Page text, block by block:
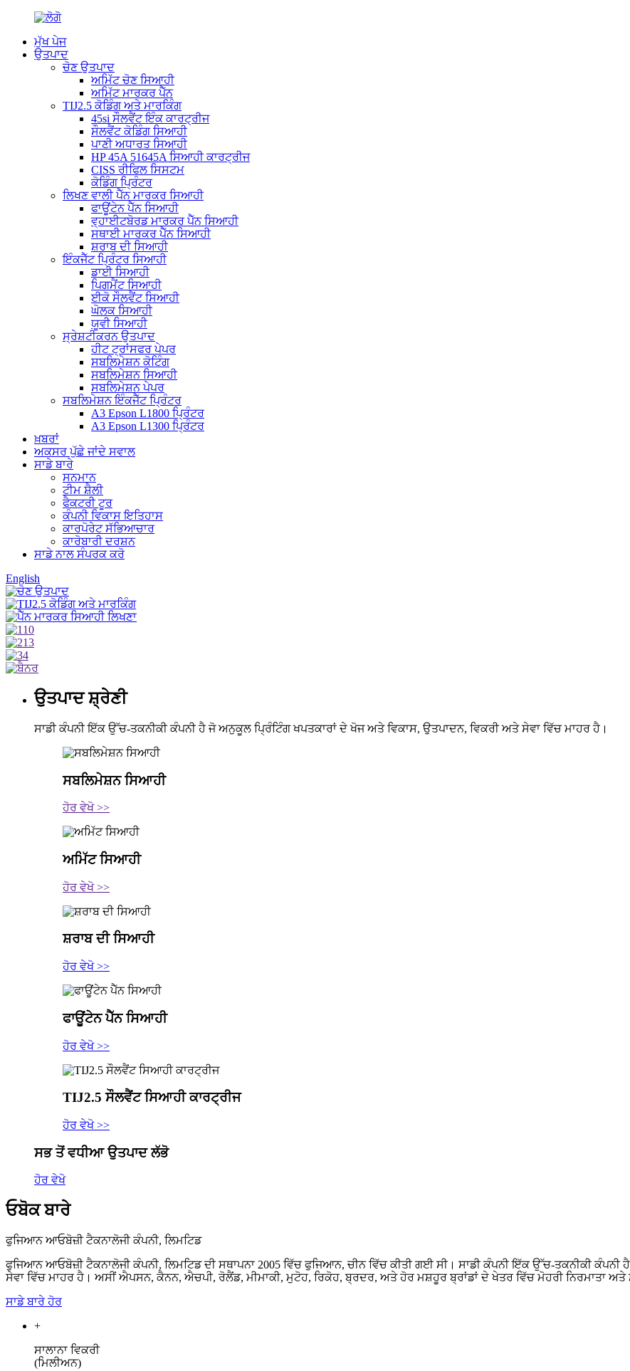
ਮੁੱਖ ਪੇਜ
ਉਤਪਾਦ
ਚੋਣ ਉਤਪਾਦ
ਅਮਿੱਟ ਚੋਣ ਸਿਆਹੀ
ਅਮਿੱਟ ਮਾਰਕਰ ਪੈੱਨ
TIJ2.5 ਕੋਡਿੰਗ ਅਤੇ ਮਾਰਕਿੰਗ
45si ਸੌਲਵੈਂਟ ਇੰਕ ਕਾਰਟ੍ਰੀਜ
ਸੌਲਵੈਂਟ ਕੋਡਿੰਗ ਸਿਆਹੀ
ਪਾਣੀ ਅਧਾਰਤ ਸਿਆਹੀ
HP 45A 51645A ਸਿਆਹੀ ਕਾਰਟ੍ਰੀਜ
CISS ਰੀਫਿਲ ਸਿਸਟਮ
ਕੋਡਿੰਗ ਪ੍ਰਿੰਟਰ
ਲਿਖਣ ਵਾਲੀ ਪੈੱਨ ਮਾਰਕਰ ਸਿਆਹੀ
ਫਾਊਂਟੇਨ ਪੈੱਨ ਸਿਆਹੀ
ਵ੍ਹਾਈਟਬੋਰਡ ਮਾਰਕਰ ਪੈੱਨ ਸਿਆਹੀ
ਸਥਾਈ ਮਾਰਕਰ ਪੈੱਨ ਸਿਆਹੀ
ਸ਼ਰਾਬ ਦੀ ਸਿਆਹੀ
ਇੰਕਜੈੱਟ ਪ੍ਰਿੰਟਰ ਸਿਆਹੀ
ਡਾਈ ਸਿਆਹੀ
ਪਿਗਮੈਂਟ ਸਿਆਹੀ
ਈਕੋ ਸੌਲਵੈਂਟ ਸਿਆਹੀ
ਘੋਲਕ ਸਿਆਹੀ
ਯੂਵੀ ਸਿਆਹੀ
ਸ੍ਰੇਸ਼ਟੀਕਰਨ ਉਤਪਾਦ
ਹੀਟ ਟ੍ਰਾਂਸਫਰ ਪੇਪਰ
ਸਬਲਿਮੇਸ਼ਨ ਕੋਟਿੰਗ
ਸਬਲਿਮੇਸ਼ਨ ਸਿਆਹੀ
ਸਬਲਿਮੇਸ਼ਨ ਪੇਪਰ
ਸਬਲਿਮੇਸ਼ਨ ਇੰਕਜੈੱਟ ਪ੍ਰਿੰਟਰ
A3 Epson L1800 ਪ੍ਰਿੰਟਰ
A3 Epson L1300 ਪ੍ਰਿੰਟਰ
ਖ਼ਬਰਾਂ
ਅਕਸਰ ਪੁੱਛੇ ਜਾਂਦੇ ਸਵਾਲ
ਸਾਡੇ ਬਾਰੇ
ਸਨਮਾਨ
ਟੀਮ ਸ਼ੈਲੀ
ਫੈਕਟਰੀ ਟੂਰ
ਕੰਪਨੀ ਵਿਕਾਸ ਇਤਿਹਾਸ
ਕਾਰਪੋਰੇਟ ਸੱਭਿਆਚਾਰ
ਕਾਰੋਬਾਰੀ ਦਰਸ਼ਨ
ਸਾਡੇ ਨਾਲ ਸੰਪਰਕ ਕਰੋ
English
ਉਤਪਾਦ ਸ਼੍ਰੇਣੀ
ਸਾਡੀ ਕੰਪਨੀ ਇੱਕ ਉੱਚ-ਤਕਨੀਕੀ ਕੰਪਨੀ ਹੈ ਜੋ ਅਨੁਕੂਲ ਪ੍ਰਿੰਟਿੰਗ ਖਪਤਕਾਰਾਂ ਦੇ ਖੋਜ ਅਤੇ ਵਿਕਾਸ, ਉਤਪਾਦਨ, ਵਿਕਰੀ ਅਤੇ ਸੇਵਾ ਵਿੱਚ ਮਾਹਰ ਹੈ।
ਸਬਲਿਮੇਸ਼ਨ ਸਿਆਹੀ
ਹੋਰ ਵੇਖੋ >>
ਅਮਿੱਟ ਸਿਆਹੀ
ਹੋਰ ਵੇਖੋ >>
ਸ਼ਰਾਬ ਦੀ ਸਿਆਹੀ
ਹੋਰ ਵੇਖੋ >>
ਫਾਊਂਟੇਨ ਪੈੱਨ ਸਿਆਹੀ
ਹੋਰ ਵੇਖੋ >>
TIJ2.5 ਸੌਲਵੈਂਟ ਸਿਆਹੀ ਕਾਰਟ੍ਰੀਜ
ਹੋਰ ਵੇਖੋ >>
ਸਭ ਤੋਂ ਵਧੀਆ ਉਤਪਾਦ ਲੱਭੋ
ਹੋਰ ਵੇਖੋ
ਓਬੋਕ ਬਾਰੇ
ਫੁਜਿਆਨ ਆਓਬੋਜ਼ੀ ਟੈਕਨਾਲੋਜੀ ਕੰਪਨੀ, ਲਿਮਟਿਡ
ਫੁਜਿਆਨ ਆਓਬੋਜ਼ੀ ਟੈਕਨਾਲੋਜੀ ਕੰਪਨੀ, ਲਿਮਟਿਡ ਦੀ ਸਥਾਪਨਾ 2005 ਵਿੱਚ ਫੁਜਿਆਨ, ਚੀਨ ਵਿੱਚ ਕੀਤੀ ਗਈ ਸੀ। ਸਾਡੀ ਕੰਪਨੀ ਇੱਕ ਉੱਚ-ਤਕਨੀਕੀ
ਸੇਵਾ ਵਿੱਚ ਮਾਹਰ ਹੈ। ਅਸੀਂ ਐਪਸਨ, ਕੈਨਨ, ਐਚਪੀ, ਰੋਲੈਂਡ, ਮੀਮਾਕੀ, ਮੁਟੋਹ, ਰਿਕੋਹ, ਬ੍ਰਦਰ, ਅਤੇ ਹੋਰ ਮਸ਼ਹੂਰ ਬ੍ਰਾਂਡਾਂ ਦੇ ਖੇਤਰ ਵਿੱਚ ਮੋਹਰੀ ਨਿਰਮਾਤਾ ਅਤੇ
ਸਾਡੇ ਬਾਰੇ ਹੋਰ
+
ਸਾਲਾਨਾ ਵਿਕਰੀ
(ਮਿਲੀਅਨ)